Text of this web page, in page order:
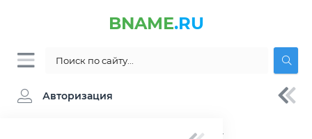
BNAME.RU
Авторизация
» Процессор Intel Core i5-3330S -